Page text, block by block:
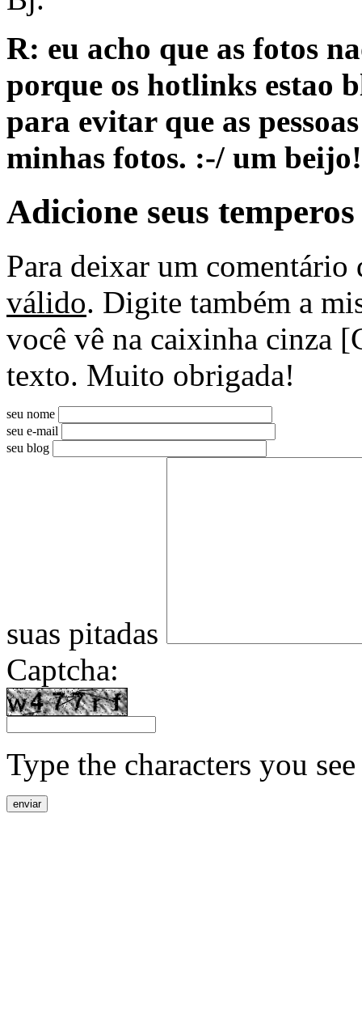
R: eu acho que as fotos
porque os hotlinks estao
para evitar que as
minhas fotos. :-/ um beijo!
Adicione seus temperos
Para deixar um
válido. Digite também a
você vê na caixinha cinza
texto. Muito obrigada!
seu nome
seu e-mail
seu blog
suas pitadas
Captcha:
Type the characters you